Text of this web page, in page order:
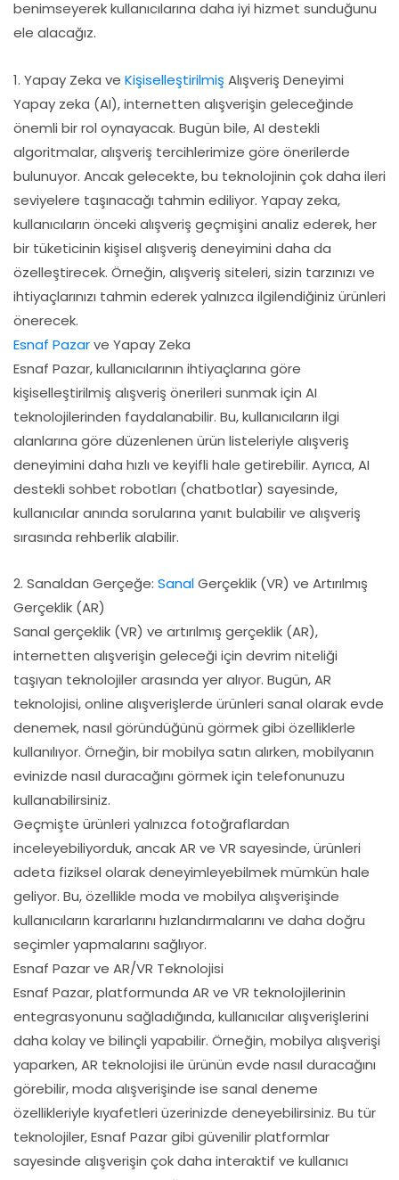
benimseyerek kullanıcılarına daha iyi hizmet sunduğunu
ele alacağız.
1. Yapay Zeka ve Kişiselleştirilmiş Alışveriş Deneyimi
Yapay zeka (AI), internetten alışverişin geleceğinde
önemli bir rol oynayacak. Bugün bile, AI destekli
algoritmalar, alışveriş tercihlerimize göre önerilerde
bulunuyor. Ancak gelecekte, bu teknolojinin çok daha ileri
seviyelere taşınacağı tahmin ediliyor. Yapay zeka,
kullanıcıların önceki alışveriş geçmişini analiz ederek, her
bir tüketicinin kişisel alışveriş deneyimini daha da
özelleştirecek. Örneğin, alışveriş siteleri, sizin tarzınızı ve
ihtiyaçlarınızı tahmin ederek yalnızca ilgilendiğiniz ürünleri
önerecek.
Esnaf Pazarve Yapay Zeka
Esnaf Pazar, kullanıcılarının ihtiyaçlarına göre
kişiselleştirilmiş alışveriş önerileri sunmak için AI
teknolojilerinden faydalanabilir. Bu, kullanıcıların ilgi
alanlarına göre düzenlenen ürün listeleriyle alışveriş
deneyimini daha hızlı ve keyifli hale getirebilir. Ayrıca, AI
destekli sohbet robotları (chatbotlar) sayesinde,
kullanıcılar anında sorularına yanıt bulabilir ve alışveriş
sırasında rehberlik alabilir.
2. Sanaldan Gerçeğe: SanalGerçeklik (VR) ve Artırılmış
Gerçeklik (AR)
Sanal gerçeklik (VR) ve artırılmış gerçeklik (AR),
internetten alışverişin geleceği için devrim niteliği
taşıyan teknolojiler arasında yer alıyor. Bugün, AR
teknolojisi, online alışverişlerde ürünleri sanal olarak evde
denemek, nasıl göründüğünü görmek gibi özelliklerle
kullanılıyor. Örneğin, bir mobilya satın alırken, mobilyanın
evinizde nasıl duracağını görmek için telefonunuzu
kullanabilirsiniz.
Geçmişte ürünleri yalnızca fotoğraflardan
inceleyebiliyorduk, ancak AR ve VR sayesinde, ürünleri
adeta fiziksel olarak deneyimleyebilmek mümkün hale
geliyor. Bu, özellikle moda ve mobilya alışverişinde
kullanıcıların kararlarını hızlandırmalarını ve daha doğru
seçimler yapmalarını sağlıyor.
Esnaf Pazar ve AR/VR Teknolojisi
Esnaf Pazar, platformunda AR ve VR teknolojilerinin
entegrasyonunu sağladığında, kullanıcılar alışverişlerini
daha kolay ve bilinçli yapabilir. Örneğin, mobilya alışverişi
yaparken, AR teknolojisi ile ürünün evde nasıl duracağını
görebilir, moda alışverişinde ise sanal deneme
özellikleriyle kıyafetleri üzerinizde deneyebilirsiniz. Bu tür
teknolojiler, Esnaf Pazar gibi güvenilir platformlar
sayesinde alışverişin çok daha interaktif ve kullanıcı